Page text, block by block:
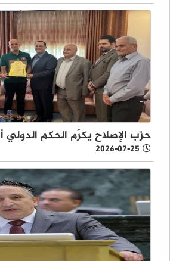
حزب الإصلاح يكرّم الحكم الدولي
2026-07-25